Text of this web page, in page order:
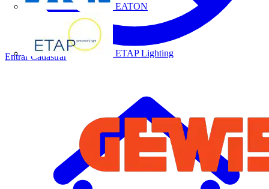
EATON
ETAP Lighting
Entrar Cadastrar